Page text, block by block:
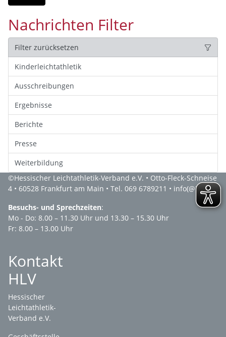
Nachrichten Filter
Filter zurücksetzen
Kinderleichtathletik
Ausschreibungen
Ergebnisse
Berichte
Presse
Weiterbildung
©Hessischer Leichtathletik-Verband e.V. • Otto-Fleck-Schneise
4 • 60528 Frankfurt am Main • Tel. 069 6789211 • info(@)hlv.de
Besuchs- und Sprechzeiten:
Mo - Do: 8.00 – 11.30 Uhr und 13.30 – 15.30 Uhr
Fr: 8.00 – 13.00 Uhr
Kontakt
HLV
Hessischer
Leichtathletik-
Verband e.V.